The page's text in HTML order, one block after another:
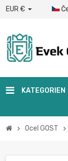
EUR €
KATEGORIEN
chevron_right Ocel GOST chevron_right